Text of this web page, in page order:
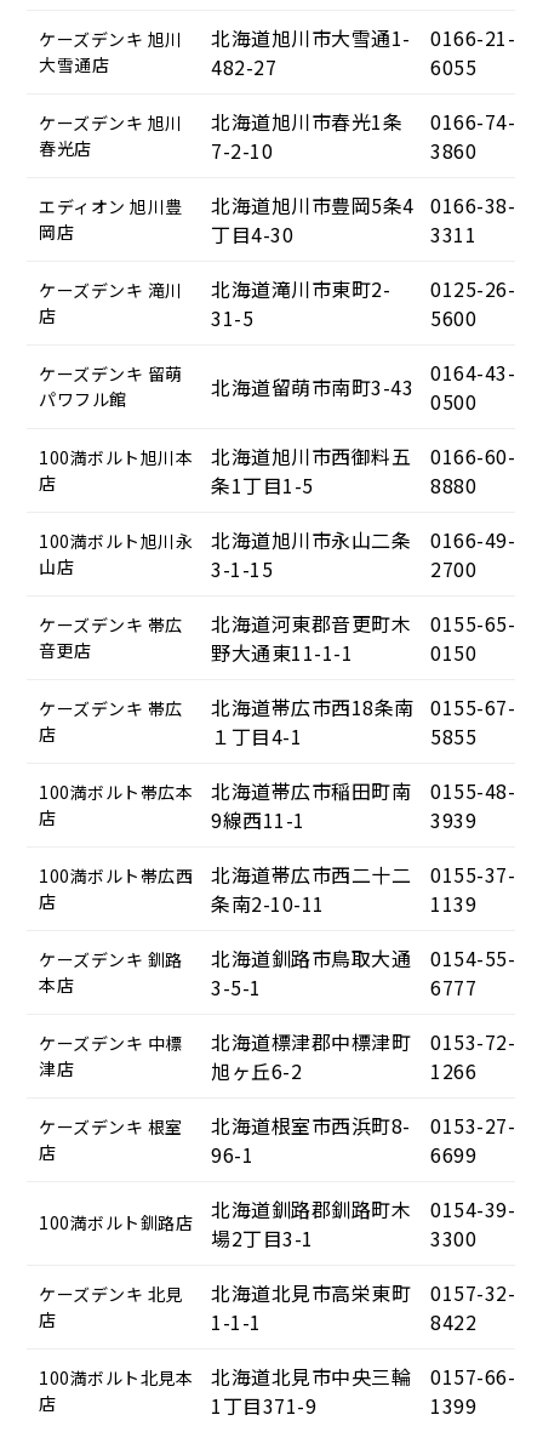
ケーズデンキ 旭川
大雪通店
北海道旭川市大雪通1-
482-27
0166-21-
6055
ケーズデンキ 旭川
春光店
北海道旭川市春光1条
7-2-10
0166-74-
3860
エディオン 旭川豊
岡店
北海道旭川市豊岡5条4
丁目4-30
0166-38-
3311
ケーズデンキ 滝川
店
北海道滝川市東町2-
31-5
0125-26-
5600
ケーズデンキ 留萌
パワフル館
北海道留萌市南町3-43
0164-43-
0500
100満ボルト旭川本
店
北海道旭川市西御料五
条1丁目1-5
0166-60-
8880
100満ボルト旭川永
山店
北海道旭川市永山二条
3-1-15
0166-49-
2700
ケーズデンキ 帯広
音更店
北海道河東郡音更町木
野大通東11-1-1
0155-65-
0150
ケーズデンキ 帯広
店
北海道帯広市西18条南
１丁目4-1
0155-67-
5855
100満ボルト帯広本
店
北海道帯広市稲田町南
9線西11-1
0155-48-
3939
100満ボルト帯広西
店
北海道帯広市西二十二
条南2-10-11
0155-37-
1139
ケーズデンキ 釧路
本店
北海道釧路市鳥取大通
3-5-1
0154-55-
6777
ケーズデンキ 中標
津店
北海道標津郡中標津町
旭ヶ丘6-2
0153-72-
1266
ケーズデンキ 根室
店
北海道根室市西浜町8-
96-1
0153-27-
6699
100満ボルト釧路店
北海道釧路郡釧路町木
場2丁目3-1
0154-39-
3300
ケーズデンキ 北見
店
北海道北見市高栄東町
1-1-1
0157-32-
8422
100満ボルト北見本
店
北海道北見市中央三輪
1丁目371-9
0157-66-
1399